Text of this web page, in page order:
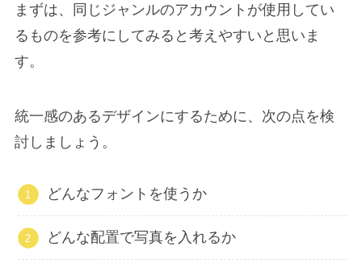
まずは、同じジャンルのアカウントが使用してい
るものを参考にしてみると考えやすいと思いま
す。
統一感のあるデザインにするために、次の点を検
討しましょう。
どんなフォントを使うか
どんな配置で写真を入れるか